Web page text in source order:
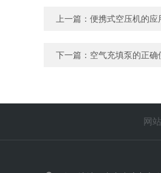
上一篇： 便携式空压机的应
下一篇： 空气充填泵的正确
网